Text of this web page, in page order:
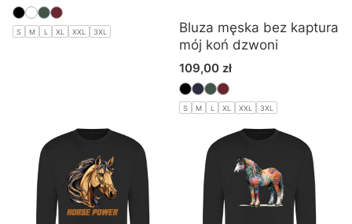
S M L XL XXL 3XL
Bluza męska bez kaptura
mój koń dzwoni
Cena
109,00 zł
S M L XL XXL 3XL